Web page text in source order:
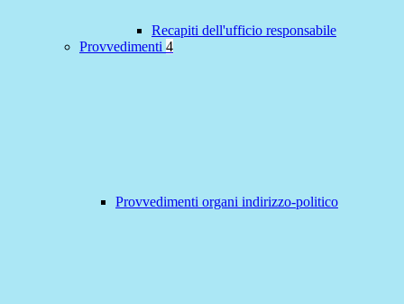
Recapiti dell'ufficio responsabile
Provvedimenti 4
Provvedimenti organi indirizzo-politico